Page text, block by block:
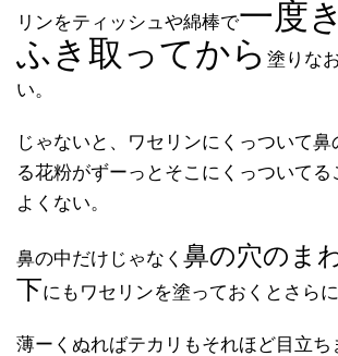
リンをティッシュや綿棒で一度
ふき取ってから 塗りな
い。
じゃないと、ワセリンにくっついて鼻
る花粉がずーっとそこにくっついて
よくない。
鼻の中だけじゃなく 鼻の穴のま
下にもワセリンを塗っておくとさら
薄ーくぬればテカリもそれほど目立ち